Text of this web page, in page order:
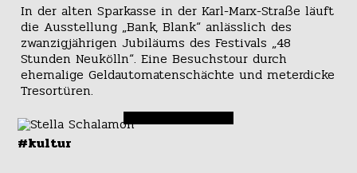
In der alten Sparkasse in der Karl-Marx-Straße läuft
die Ausstellung „Bank, Blank“ anlässlich des
zwanzigjährigen Jubiläums des Festivals „48
Stunden Neukölln“. Eine Besuchstour durch
ehemalige Geldautomatenschächte und meterdicke
Tresortüren.
#kultur